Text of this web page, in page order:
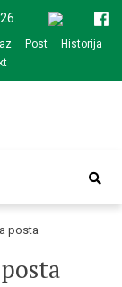
Post
Historija
posta